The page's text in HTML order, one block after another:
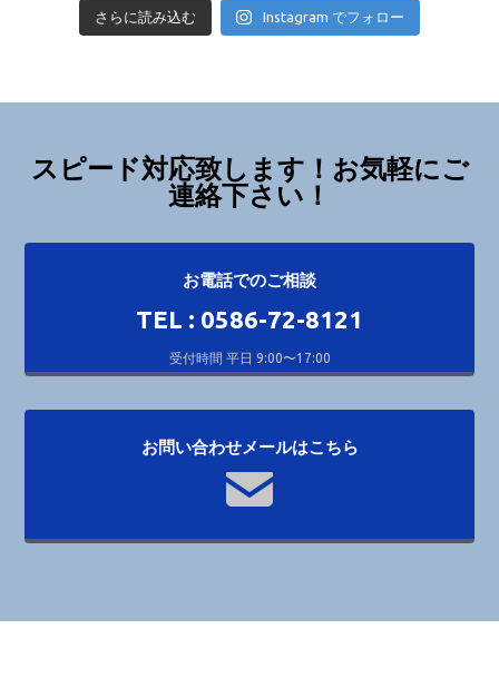
さらに読み込む Instagram でフォロー
スピード対応致します！お気軽にご
連絡下さい！
お電話でのご相談
TEL : 0586-72-8121
受付時間 平日 9:00〜17:00
お問い合わせメールはこちら